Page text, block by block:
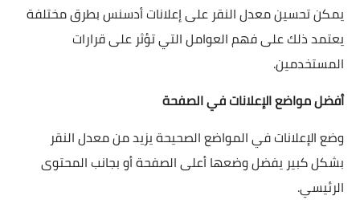
يمكن تحسين معدل النقر على إعلانات أدسنس بطرق مختلفة
يعتمد ذلك على فهم العوامل التي تؤثر على قرارات
المستخدمين.
أفضل مواضع الإعلانات في الصفحة
وضع الإعلانات في المواضع الصحيحة يزيد من معدل النقر
بشكل كبير يفضل وضعها أعلى الصفحة أو بجانب المحتوى
الرئيسي.